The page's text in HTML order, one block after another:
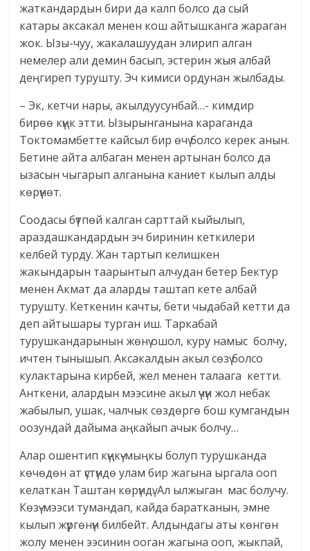
жаткандардын бири да калп болсо да сый
катары аксакал менен кош айтышканга жараган
жок. Ызы-чуу, жакалашуудан элирип алган
немелер али демин басып, эстерин жыя албай
деңгиреп турушту. Эч кимиси ордунан жылбады.
– Эк, кетчи нары, акылдуусунбай…- кимдир
бирөө күңк этти. Ызырынганына караганда
Токтомамбетте кайсыл бир өчү болсо керек анын.
Бетине айта албаган менен артынан болсо да
ызасын чыгарып алганына каниет кылып алды
көрүнөт.
Соодасы бүтпөй калган сарттай кыйылып,
араздашкандардын эч биринин кеткилери
келбей турду. Жан тартып келишкен
жакындарын таарынтып алчудан бетер Бектур
менен Акмат да аларды таштап кете албай
турушту. Кеткенин качты, бети чыдабай кетти да
деп айтышары турган иш. Таркабай
турушкандарынын жөнү ошол, куру намыс болчу,
ичтен тынышып. Аксакалдын акыл сөзү болсо
кулактарына кирбей, жел менен талаага кетти.
Анткени, алардын мээсине акыл үчүн жол небак
жабылып, ушак, чалчык сөздөргө бош кумгандын
оозундай дайыма аңкайып ачык болчу…
Алар ошентип күңкү-мыңкы болуп турушканда
көчөдөн ат үстүндө улам бир жагына ыргала ооп
келаткан Таштан көрүндү. Ал ылжыган мас болучу.
Көзү-мээси тумандап, кайда баратканын, эмне
кылып жүргөнүн билбейт. Алдындагы аты көнгөн
жолу менен ээсинин ооган жагына ооп, жыкпай,